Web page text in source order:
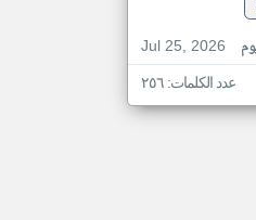
Jul 25, 2026
عدد الكلمات: ٢٥٦